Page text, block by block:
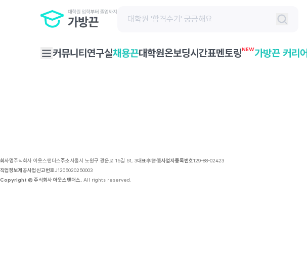
커뮤니티 연구실채용끈대학원온보딩시간표멘토링NEW가방끈 커리어
회사명주식회사 아웃스탠더스주소서울시 노원구 광운로 15길 51, 3대표李智優사업자등록번호129-88-02423
직업정보제공사업신고번호J1205020250003
Copyright © 주식회사 아웃스탠더스. All rights reserved.